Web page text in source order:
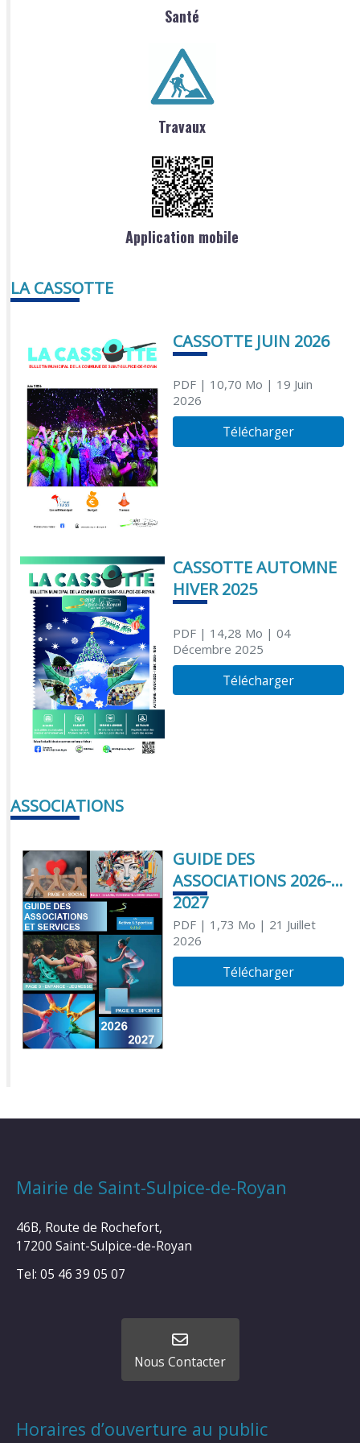
Santé
Travaux
Application mobile
LA CASSOTTE
CASSOTTE JUIN 2026
PDF| 10,70 Mo | 19 Juin
2026
Télécharger
CASSOTTE AUTOMNE
HIVER 2025
PDF| 14,28 Mo | 04
Décembre 2025
Télécharger
ASSOCIATIONS
GUIDE DES
ASSOCIATIONS 2026-
2027
PDF| 1,73 Mo | 21 Juillet
2026
Télécharger
Mairie de Saint-Sulpice-de-Royan
46B, Route de Rochefort,
17200 Saint-Sulpice-de-Royan
Tel: 05 46 39 05 07
Nous Contacter
Horaires d’ouverture au public